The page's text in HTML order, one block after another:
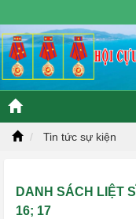
Chủ nhật, 09/08/2026
Tin tức sự kiện
DANH SÁCH LIỆT
16; 17